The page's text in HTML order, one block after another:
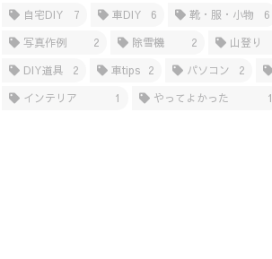
自宅DIY 7 車DIY 6 靴・服・小物 6
写真作例
2 除雪機 2 山登り
DIY道具
2 車tips 2 パソコン 2
インテリア
1 やってよかった 1